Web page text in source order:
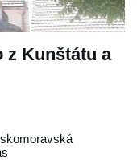
z Kunštátu a